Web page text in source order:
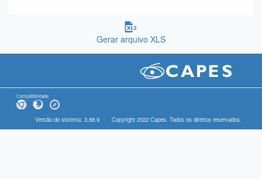
Gerar arquivo XLS
Compatibilidade
Versão do sistema: 3.88.9 Copyright 2022 Capes. Todos os direitos reservados.